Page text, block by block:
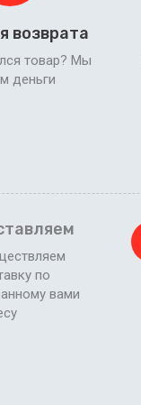
возврата
товар? Мы
деньги
по
вами